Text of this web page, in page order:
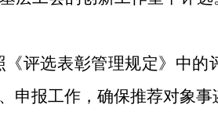
《评选表彰管理规定》中的
申报工作，确保推荐对象